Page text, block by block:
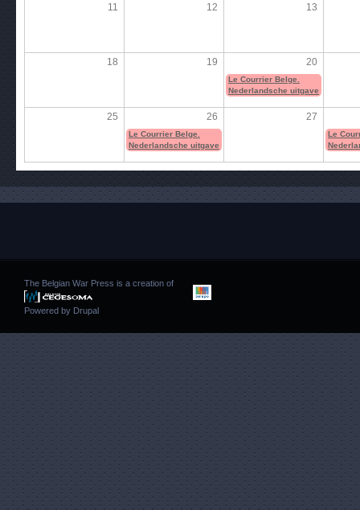
11 12 13
18 19 20
Le Courrier Belge.
Nederlandsche uitgave
25 26 27
Le Courrier Belge.
Nederlandsche uitgave
Le
The Belgian War Press is a creation of
Powered by Drupal